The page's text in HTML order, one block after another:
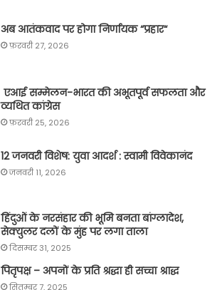
अब आतंकवाद पर होगा निर्णायक “प्रहार“
फ़रवरी 27, 2026
एआई सम्मेलन-भारत की अभूतपूर्व सफलता और
व्यथित कांग्रेस
फ़रवरी 25, 2026
12 जनवरी विशेष: युवा आदर्श : स्वामी विवेकानंद
जनवरी 11, 2026
हिंदुओं के नरसंहार की भूमि बनता बांग्लादेश,
सेक्युलर दलों के मुंह पर लगा ताला
दिसम्बर 31, 2025
पितृपक्ष – अपनों के प्रति श्रद्धा ही सच्चा श्राद्ध
सितम्बर 7, 2025